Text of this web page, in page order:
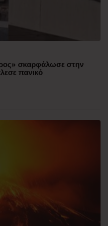
σκαρφάλωσε στην
πανικό